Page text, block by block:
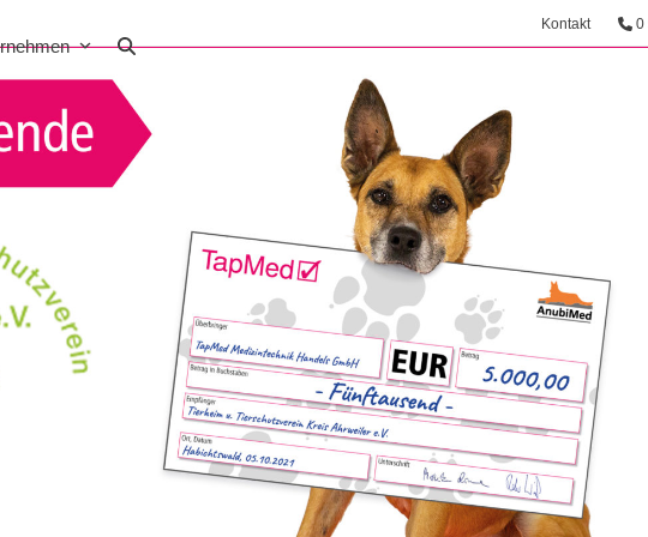
Kontakt 0